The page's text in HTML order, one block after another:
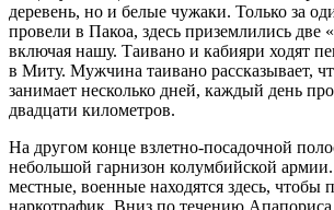
деревень, но и белые чужаки. Только за
провели в Пакоа, здесь приземлились две
включая нашу. Таивано и кабияри ходят
в Миту. Мужчина таивано рассказывает,
занимает несколько дней, каждый день
двадцати километров.
На другом конце взлетно-посадочной
небольшой гарнизон колумбийской
местные, военные находятся здесь, чтобы
наркотрафик. Вниз по течению Апапориса